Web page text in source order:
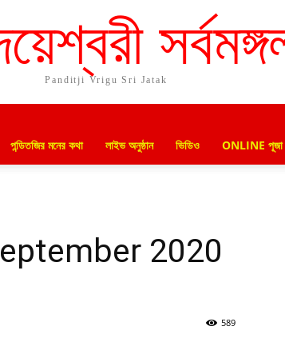
Panditji Vrigu Sri Jatak
পন্ডিতজির মনের কথা লাইভ অনুষ্ঠান ভিডিও ONLINE পূজা
2020
589